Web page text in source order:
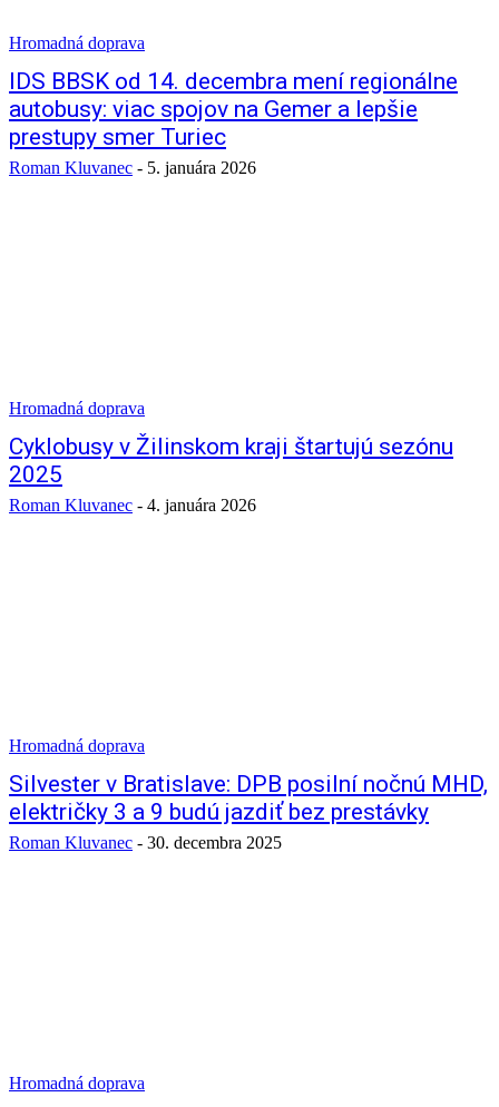
Hromadná doprava
IDS BBSK od 14. decembra mení regionálne
autobusy: viac spojov na Gemer a lepšie
prestupy smer Turiec
Roman Kluvanec - 5. januára 2026
Hromadná doprava
Cyklobusy v Žilinskom kraji štartujú sezónu
2025
Roman Kluvanec - 4. januára 2026
Hromadná doprava
Silvester v Bratislave: DPB posilní nočnú MHD,
električky 3 a 9 budú jazdiť bez prestávky
Roman Kluvanec - 30. decembra 2025
Hromadná doprava